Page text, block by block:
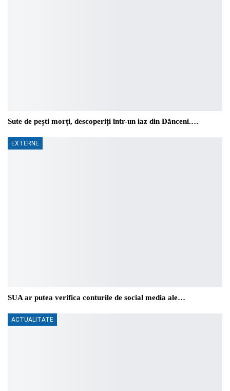
Sute de pești morți, descoperiți într-un iaz din Dănceni.…
EXTERNE
SUA ar putea verifica conturile de social media ale…
ACTUALITATE